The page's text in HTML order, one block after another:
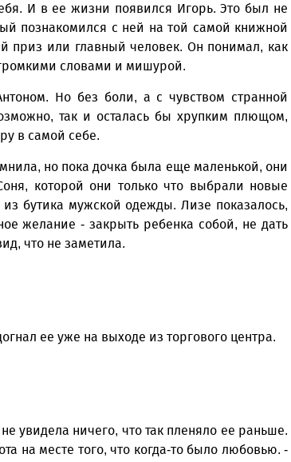
И в ее жизни появился Игорь. Это был не
познакомился с ней на той самой книжной
приз или главный человек. Он понимал, как
словами и мишурой.
Но без боли, а с чувством странной
так и осталась бы хрупким плющом,
в самой себе.
но пока дочка была еще маленькой, они
которой они только что выбрали новые
бутика мужской одежды. Лизе показалось,
желание - закрыть ребенка собой, не дать
что не заметила.
ее уже на выходе из торгового центра.
увидела ничего, что так пленяло ее раньше.
на месте того, что когда-то было любовью. -